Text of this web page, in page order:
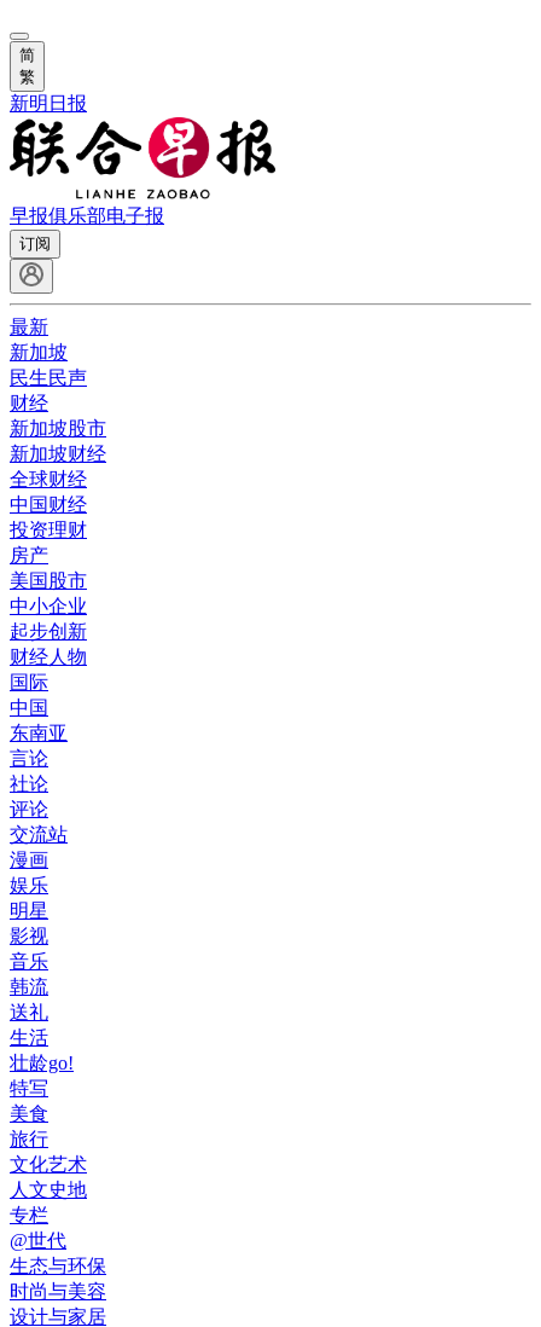
简
繁
新明日报
早报俱乐部电子报
订阅
最新
新加坡
民生民声
财经
新加坡股市
新加坡财经
全球财经
中国财经
投资理财
房产
美国股市
中小企业
起步创新
财经人物
国际
中国
东南亚
言论
社论
评论
交流站
漫画
娱乐
明星
影视
音乐
韩流
送礼
生活
壮龄go!
特写
美食
旅行
文化艺术
人文史地
专栏
@世代
生态与环保
时尚与美容
设计与家居